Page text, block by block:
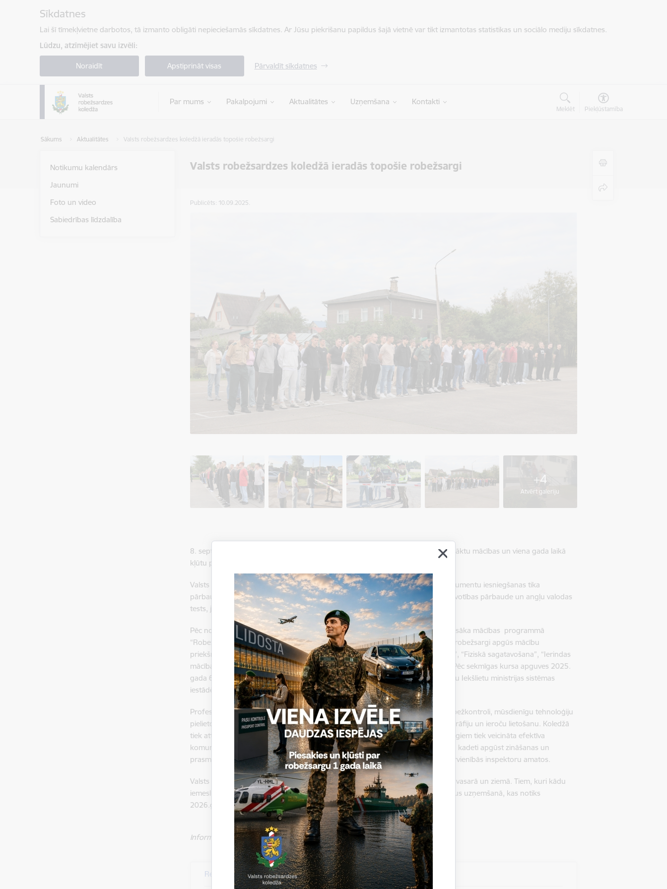
Sīkdatnes
Lai šī tīmekļvietne darbotos, tā izmanto obligāti nepieciešamās sīkdatnes. Ar Jūsu piekrišanu papildus šajā vietnē var tikt izmantotas statistikas un sociālo mediju sīkdatnes.
Lūdzu, atzīmējiet savu izvēli:
Noraidīt Apstiprināt visas Pārvaldīt sīkdatnes
Par mums Pakalpojumi Aktualitātes Uzņemšana Kontakti
Meklēt Piekļūstamība
Sākums Aktualitātes Valsts robežsardzes koledžā ieradās topošie robežsargi
Valsts robežsardzes koledžā ieradās topošie robežsargi
Notikumu kalendārs
Jaunumi
Foto un video
Sabiedrības līdzdalība
Publicēts: 10.09.2025.
+4
Atvērt galeriju
8. septembrī Valsts robežsardzes koledžā ieradās 109 kadeti - kandidāti, lai uzsāktu mācības un viena gada laikā
kļūtu par robežsargiem.
Valsts robežsardzes koledžā mācībām pieteicās 209 reflektanti, kuriem pēc dokumentu iesniegšanas tika
pārbaudīts veselības stāvoklis un sodāmība, kā arī bija jānokārto fiziskās sagatavotības pārbaude un angļu valodas
tests, ja nebija nokārtots centralizētais eksāmens.
Pēc nokārtotiem pārbaudījumiem ar pozitīvu rezultātu 109 kadeti – kandidāti uzsāka mācības programmā
“Robežsargu profesionālās sagatavošanas kurss”. Viena mēneša laikā topošie robežsargi apgūs mācību
priekšmetus - "Robežsardzes dienests un taktika”, “Ieroču un šaušanas mācība”, “Fiziskā sagatavošana”, “Ierindas
mācība” un “Dienesta reglamenti”, un programmas beigās kārtos eksāmenus. Pēc sekmīgas kursa apguves 2025.
gada 6.oktobrī kadeti – kandidāti noslēgs līgumu par izglītības ieguvi un dienestu Iekšlietu ministrijas sistēmas
iestādē.
Profesionālās tālākizglītības programmā “Robežapsardze” kadeti mācās par robežkontroli, mūsdienīgu tehnoloģiju
pielietošanu dienestā, imigrācijas jautājumiem, tiesisko regulējumu, kā arī topogrāfiju un ieroču lietošanu. Koledžā
tiek attīstīta taktiskā domāšana un pilnveidota fiziskā forma, jaunajiem robežsargiem tiek veicināta efektīva
komunikācija un sadarbība ar dažādu kultūru un valodu pārstāvjiem. Gada laikā kadeti apgūst zināšanas un
prasmes, kas nepieciešamas dienesta turpināšanai Valsts robežsardzes struktūrvienībās inspektoru amatos.
Valsts robežsardzes koledžā uzņemšana mācībām norisinās divas reizes gadā – vasarā un ziemā. Tiem, kuri kādu
iemeslu dēļ nepaguva iestāties vasaras uzņemšanā, būs iespēja to izdarīt papildus uzņemšanā, kas notiks
2026.gada janvārī – februārī.
Informāciju sagatavoja:
Rekrutēšanas un robežsardzes vēstures izpētes nodaļa